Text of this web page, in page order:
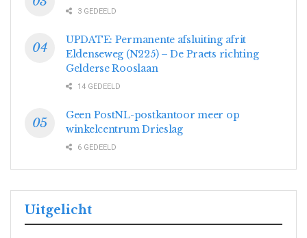
3 GEDEELD
UPDATE: Permanente afsluiting afrit
Eldenseweg (N225) – De Praets richting
Gelderse Rooslaan
14 GEDEELD
Geen PostNL-postkantoor meer op
winkelcentrum Drieslag
6 GEDEELD
Uitgelicht